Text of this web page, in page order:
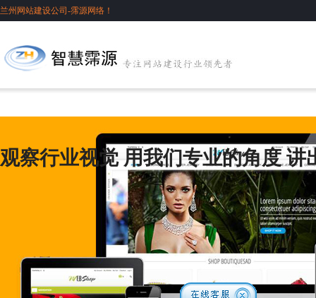
兰州网站建设公司-霈源网络！
观察行业视觉 用我们专业的角度 讲